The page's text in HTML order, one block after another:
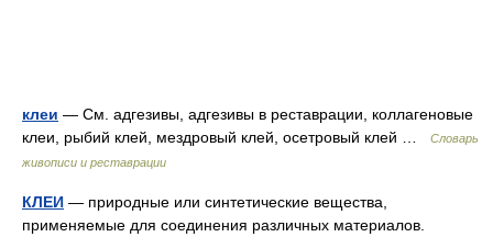
клеи — См. адгезивы, адгезивы в реставрации, коллагеновые
клеи, рыбий клей, мездровый клей, осетровый клей …
Словарь
живописи и реставрации
КЛЕИ — природные или синтетические вещества,
применяемые для соединения различных материалов.